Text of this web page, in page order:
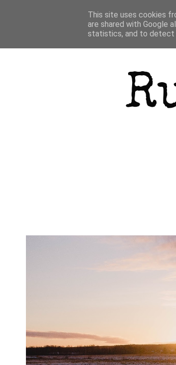
This site uses cookies
are shared with Google
statistics, and to detect